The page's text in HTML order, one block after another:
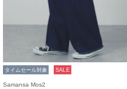
タイムセール対象 SALE
Samansa Mos2